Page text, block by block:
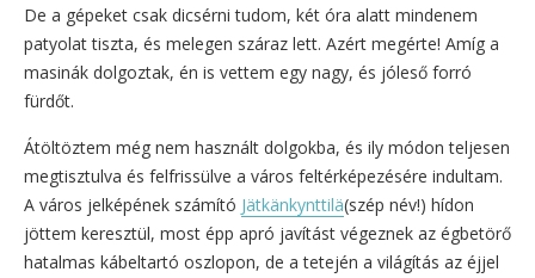
De a gépeket csak dicsérni tudom, két óra alatt mindenem
patyolat tiszta, és melegen száraz lett. Azért megérte! Amíg a
masinák dolgoztak, én is vettem egy nagy, és jóleső forró
fürdőt.
Átöltöztem még nem használt dolgokba, és ily módon teljesen
megtisztulva és felfrissülve a város feltérképezésére indultam.
A város jelképének számító Jätkänkynttilä(szép név!) hídon
jöttem keresztül, most épp apró javítást végeznek az égbetörő
hatalmas kábeltartó oszlopon, de a tetején a világítás az éjjel